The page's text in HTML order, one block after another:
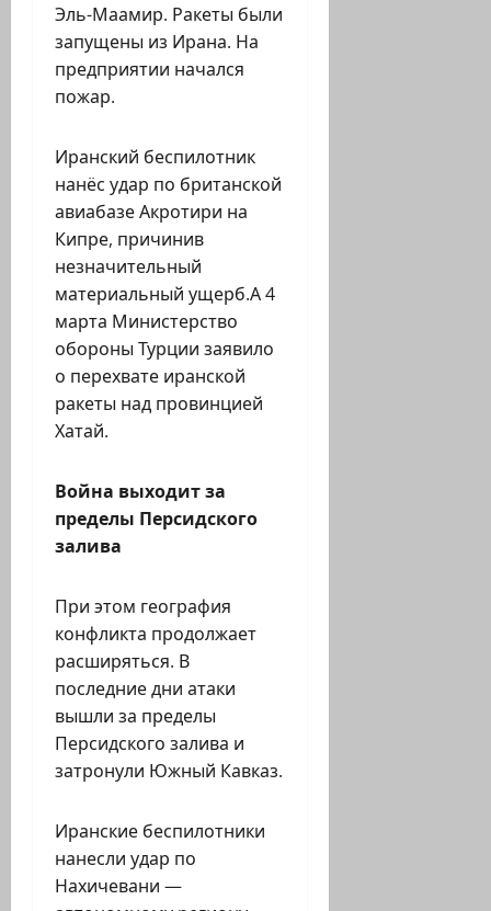
Эль-Маамир. Ракеты были
запущены из Ирана. На
предприятии начался
пожар.
Иранский беспилотник
нанёс удар по британской
авиабазе Акротири на
Кипре, причинив
незначительный
материальный ущерб.А 4
марта Министерство
обороны Турции заявило
о перехвате иранской
ракеты над провинцией
Хатай.
Война выходит за
пределы Персидского
залива
При этом география
конфликта продолжает
расширяться. В
последние дни атаки
вышли за пределы
Персидского залива и
затронули Южный Кавказ.
Иранские беспилотники
нанесли удар по
Нахичевани —